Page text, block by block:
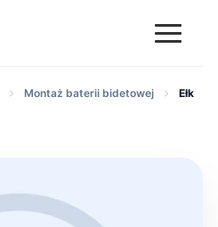
Montaż baterii bidetowej Ełk